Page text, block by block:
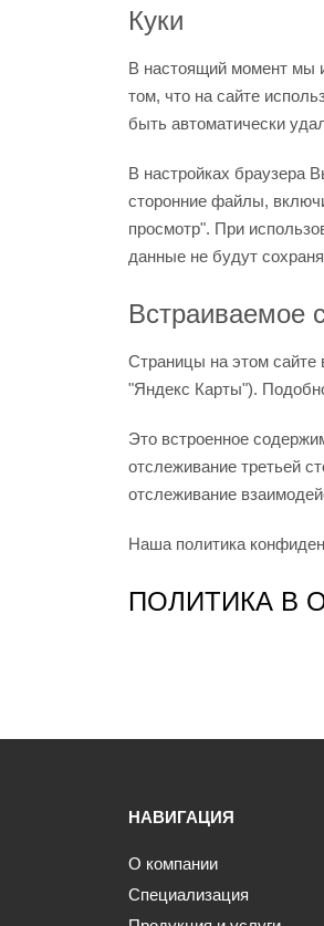
Куки
В настоящий момент мы
том, что на сайте
быть автоматически
В настройках браузера
сторонние файлы,
просмотр". При
данные не будут
Встраиваемое
Страницы на этом сайте
"Яндекс Карты").
Это встроенное
отслеживание третьей
отслеживание
Наша политика
ПОЛИТИКА В
НАВИГАЦИЯ
О компании
Специализация